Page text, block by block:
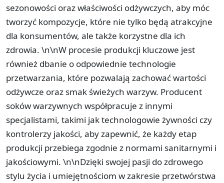
sezonowości oraz właściwości odżywczych, aby móc
tworzyć kompozycje, które nie tylko będą atrakcyjne
dla konsumentów, ale także korzystne dla ich
zdrowia. \n\nW procesie produkcji kluczowe jest
również dbanie o odpowiednie technologie
przetwarzania, które pozwalają zachować wartości
odżywcze oraz smak świeżych warzyw. Producent
soków warzywnych współpracuje z innymi
specjalistami, takimi jak technologowie żywności czy
kontrolerzy jakości, aby zapewnić, że każdy etap
produkcji przebiega zgodnie z normami sanitarnymi i
jakościowymi. \n\nDzięki swojej pasji do zdrowego
stylu życia i umiejętnościom w zakresie przetwórstwa